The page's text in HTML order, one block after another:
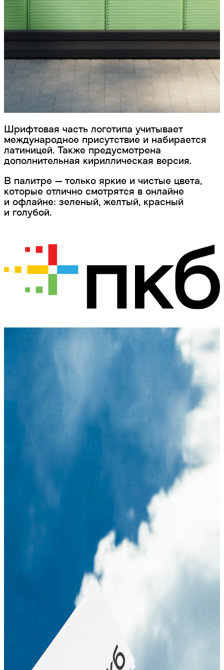
Шрифтовая часть логотипа учитывает
международное присутствие и набирается
латиницей. Также предусмотрена
дополнительная кириллическая версия.
В палитре — только яркие и чистые цвета,
которые отлично смотрятся в онлайне
и офлайне: зеленый, желтый, красный
и голубой.